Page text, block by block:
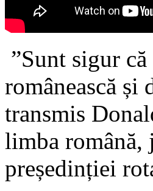
”Sunt sigur
românească și
transmis
limba română,
președinției